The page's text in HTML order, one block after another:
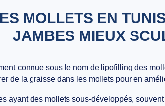
MOLLETS EN
JAMBES MIEUX
connue sous le nom de lipofilling des
de la graisse dans les mollets pour en
ayant des mollets sous-développés,